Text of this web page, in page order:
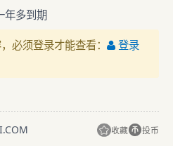
年多到期
必须登录才能查看：
登录
收藏 投币